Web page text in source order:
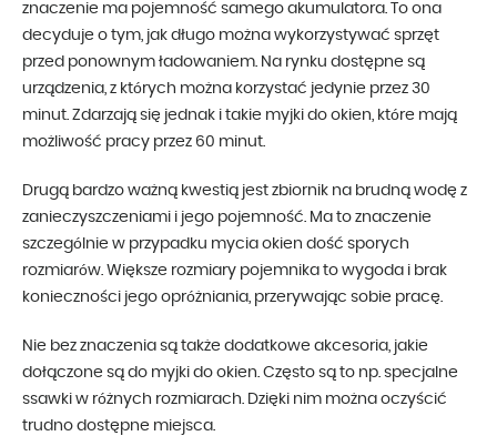
znaczenie ma pojemność samego akumulatora. To ona
decyduje o tym, jak długo można wykorzystywać sprzęt
przed ponownym ładowaniem. Na rynku dostępne są
urządzenia, z których można korzystać jedynie przez 30
minut. Zdarzają się jednak i takie myjki do okien, które mają
możliwość pracy przez 60 minut.
Drugą bardzo ważną kwestią jest zbiornik na brudną wodę z
zanieczyszczeniami i jego pojemność. Ma to znaczenie
szczególnie w przypadku mycia okien dość sporych
rozmiarów. Większe rozmiary pojemnika to wygoda i brak
konieczności jego opróżniania, przerywając sobie pracę.
Nie bez znaczenia są także dodatkowe akcesoria, jakie
dołączone są do myjki do okien. Często są to np. specjalne
ssawki w różnych rozmiarach. Dzięki nim można oczyścić
trudno dostępne miejsca.